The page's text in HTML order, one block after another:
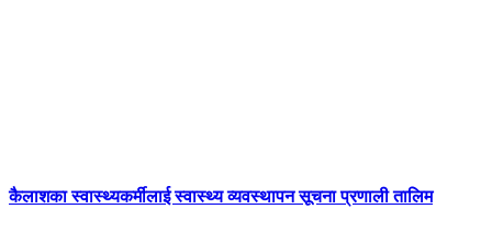
कैलाशका स्वास्थ्यकर्मीलाई स्वास्थ्य व्यवस्थापन सूचना प्रणाली तालिम